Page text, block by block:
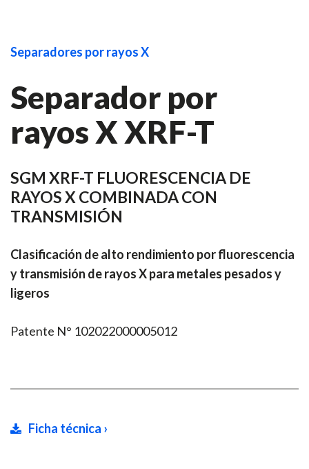
Separadores por rayos X
Separador por
rayos X XRF-T
SGM XRF-T FLUORESCENCIA DE
RAYOS X COMBINADA CON
TRANSMISIÓN
Clasificación de alto rendimiento por fluorescencia
y transmisión de rayos X para metales pesados y
ligeros
Patente N° 102022000005012
Ficha técnica ›